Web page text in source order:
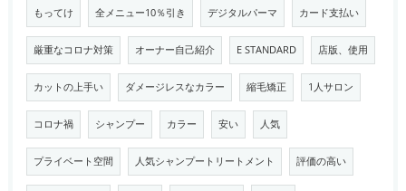
もってけ 全メニュー10％引き デジタルパーマ カード支払い
厳重なコロナ対策 オーナー自己紹介 E STANDARD 店版、使用
カットの上手い ダメージレスなカラー 縮毛矯正 1人サロン
コロナ禍 シャンプー カラー 安い 人気
プライベート空間 人気シャンプートリートメント 評価の高い